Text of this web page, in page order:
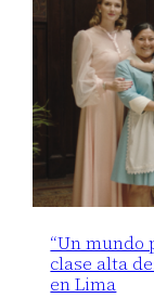
“Un mundo
clase alta
en Lima